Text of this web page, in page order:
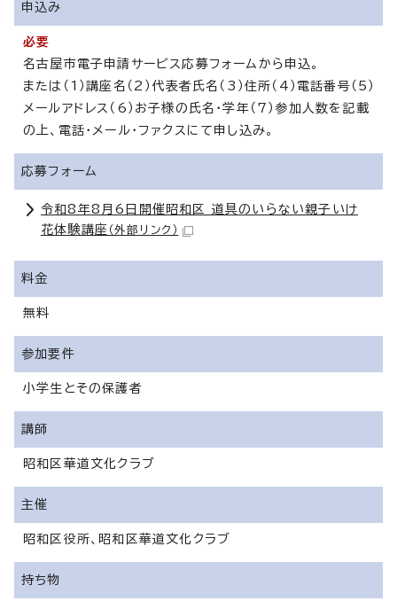
申込み
必要
名古屋市電子申請サービス応募フォームから申込。
または（1）講座名（2）代表者氏名（3）住所（4）電話番号（5）
メールアドレス（6）お子様の氏名・学年（7）参加人数を記載
の上、電話・メール・ファクスにて申し込み。
応募フォーム
令和8年8月6日開催昭和区 道具のいらない親子いけ
花体験講座 （外部リンク）
料金
無料
参加要件
小学生とその保護者
講師
昭和区華道文化クラブ
主催
昭和区役所、昭和区華道文化クラブ
持ち物